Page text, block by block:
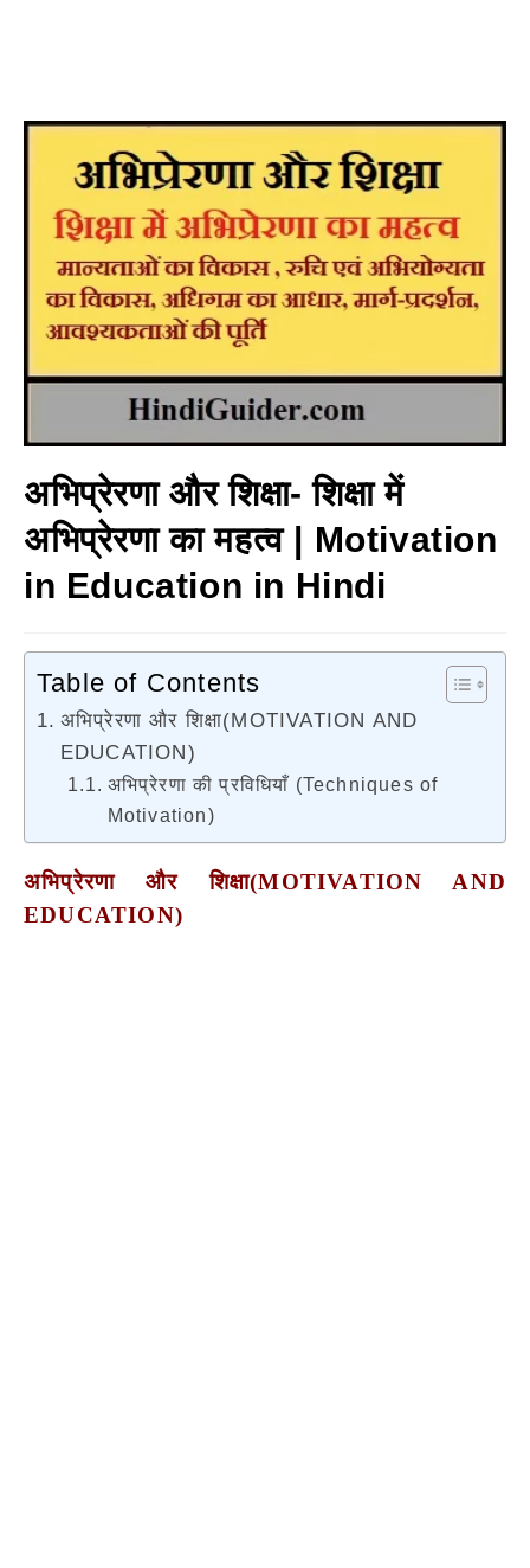
अभिप्रेरणा और शिक्षा- शिक्षा में
अभिप्रेरणा का महत्व | Motivation
in Education in Hindi
Table of Contents
अभिप्रेरणा और शिक्षा(MOTIVATION AND
EDUCATION)
अभिप्रेरणा की प्रविधियाँ (Techniques of
Motivation)
अभिप्रेरणा और शिक्षा(MOTIVATION AND
EDUCATION)